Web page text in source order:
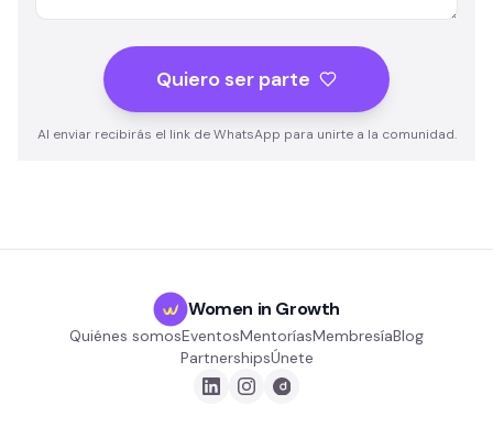
Quiero ser parte
Al enviar recibirás el link de WhatsApp para unirte a la comunidad.
Women in Growth
Quiénes somosEventosMentoríasMembresíaBlog
PartnershipsÚnete